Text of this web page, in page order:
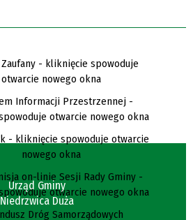
Urząd Gminy
Niedrzwica Duża